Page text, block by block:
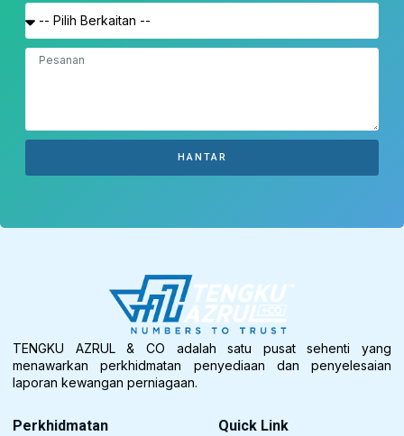
HANTAR
TENGKU AZRUL & CO adalah satu pusat sehenti yang
menawarkan perkhidmatan penyediaan dan penyelesaian
laporan kewangan perniagaan.
Perkhidmatan Quick Link